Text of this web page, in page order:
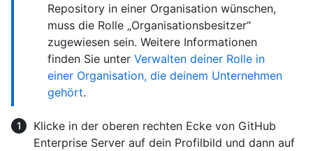
Repository in einer Organisation wünschen,
muss die Rolle „Organisationsbesitzer“
zugewiesen sein. Weitere Informationen
finden Sie unter Verwalten deiner Rolle in
einer Organisation, die deinem Unternehmen
gehört.
Klicke in der oberen rechten Ecke von GitHub
Enterprise Server auf dein Profilbild und dann auf